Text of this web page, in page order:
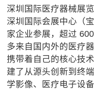
深圳国际医疗器械展
深圳国际会展中心（
家企业参展，超过
多来自国内外的医疗
携带着自己的核心技
建了从源头创新到终
学影像、医疗电子设